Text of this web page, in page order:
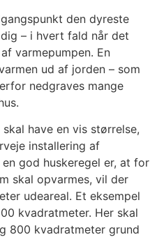
den dyreste
– i hvert fald når det
varmepumpen. En
ud af jorden – som
nedgraves mange
have en vis størrelse,
installering af
god huskeregel er, at for
skal opvarmes, vil der
udeareal. Et eksempel
kvadratmeter. Her skal
800 kvadratmeter grund